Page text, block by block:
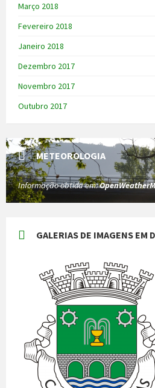
Março 2018
Fevereiro 2018
Janeiro 2018
Dezembro 2017
Novembro 2017
Outubro 2017
METEOROLOGIA
Informação obtida em:
GALERIAS DE IMAGENS EM